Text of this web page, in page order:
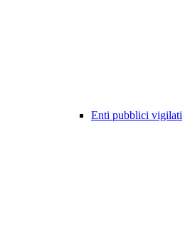
Enti pubblici vigilati